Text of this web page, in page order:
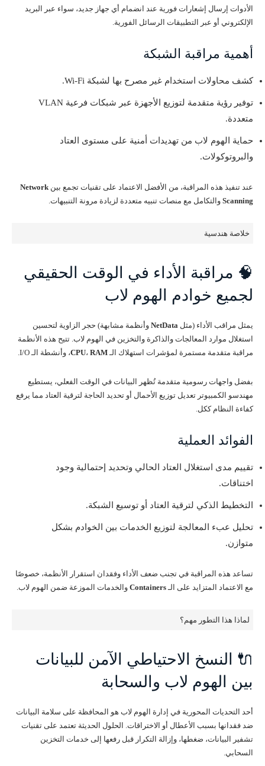
الأدوات إرسال إشعارات فورية عند انضمام أي جهاز جديد، سواء عبر البريد
الإلكتروني أو عبر التطبيقات الرسائل الفورية.
أهمية مراقبة الشبكة
كشف محاولات استخدام غير مصرح بها لشبكة Wi-Fi.
توفير رؤية متقدمة لتوزيع الأجهزة عبر شبكات فرعية VLAN
متعددة.
حماية الهوم لاب من تهديدات أمنية على مستوى العتاد
والبروتوكولات.
عند تنفيذ هذه المراقبة، من الأفضل الاعتماد على تقنيات تجمع بين Network
Scanning والتكامل مع منصات تنبيه متعددة لزيادة مرونة التنبيهات.
خلاصة هندسية
🧠 مراقبة الأداء في الوقت الحقيقي
لجميع خوادم الهوم لاب
يمثل مراقب الأداء (مثل NetData وأنظمة مشابهة) حجر الزاوية لتحسين
استغلال موارد المعالجات والذاكرة والتخزين في الهوم لاب. تتيح هذه الأنظمة
مراقبة متقدمة مستمرة لمؤشرات استهلاك الـ
CPU، RAM ، وأنشطة الـ I/O.
بفضل واجهات رسومية متقدمة تُظهر البيانات في الوقت الفعلي، يستطيع
مهندسو الكمبيوتر تعديل توزيع الأحمال أو تحديد الحاجة لترقية العتاد مما يرفع
كفاءة النظام ككل.
الفوائد العملية
تقييم مدى استغلال العتاد الحالي وتحديد إحتمالية وجود
اختناقات.
التخطيط الذكي لترقية العتاد أو توسيع الشبكة.
تحليل عبء المعالجة لتوزيع الخدمات بين الخوادم بشكل
متوازن.
تساعد هذه المراقبة في تجنب ضعف الأداء وفقدان استقرار الأنظمة، خصوصًا
مع الاعتماد المتزايد على الـ Containers والخدمات الموزعة ضمن الهوم لاب.
لماذا هذا التطور مهم؟
🔌 النسخ الاحتياطي الآمن للبيانات
بين الهوم لاب والسحابة
أحد التحديات المحورية في إدارة الهوم لاب هو المحافظة على سلامة البيانات
ضد فقدانها بسبب الأعطال أو الاختراقات. الحلول الحديثة تعتمد على تقنيات
تشفير البيانات، ضغطها، وإزالة التكرار قبل رفعها إلى خدمات التخزين
السحابي.